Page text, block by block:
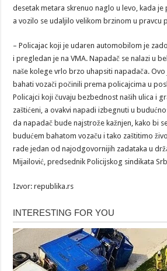
desetak metara skrenuo naglo u levo, kada je
a vozilo se udaljilo velikom brzinom u pravcu
– Policajac koji je udaren automobilom je
i pregledan je na VMA. Napadač se nalazi u
naše kolege vrlo brzo uhapsiti napadača.
bahati vozači počinili prema policajcima u
Policajci koji čuvaju bezbednost naših ulica i
zaštićeni, a ovakvi napadi izbegnuti u
da napadač bude najstrože kažnjen, kako bi
budućem bahatom vozaču i tako zaštitimo
rade jedan od najodgovornijih zadataka u
Mijailović, predsednik Policijskog sindikata
Izvor: republika.rs